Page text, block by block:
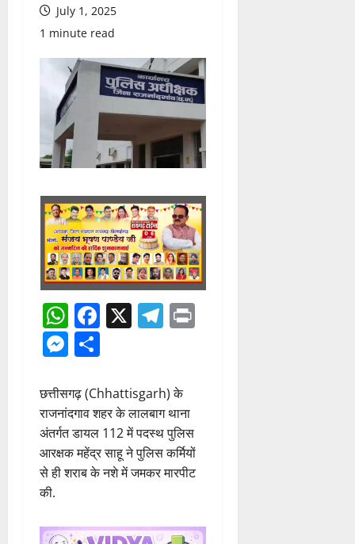
July 1, 2025
1 minute read
WhatsApp
Facebook
X Telegram
Messenger
Share
राजनांदगाव शहर के लालबाग थाना